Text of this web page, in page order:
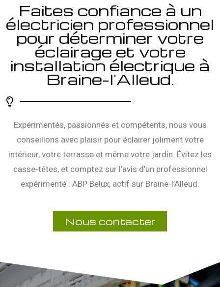
Faites confiance à un
électricien professionnel
pour déterminer votre
éclairage et votre
installation électrique à
Braine-l'Alleud.
Expérimentés, passionnés et compétents, nous vous
conseillons avec plaisir pour éclairer joliment votre
intérieur, votre terrasse et même votre jardin. Évitez les
casse-têtes, et comptez sur l’avis d’un professionnel
expérimenté : ABP Belux, actif sur Braine-l’Alleud.
Nous contacter